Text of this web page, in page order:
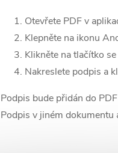
Otevřete PDF v
Klepněte na ikonu
Klikněte na tlačítko
Nakreslete podpis a
Podpis bude přidán do
Podpis v jiném dokumentu